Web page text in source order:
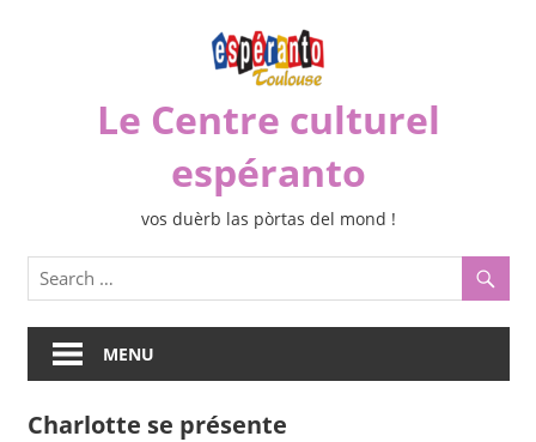
Le Centre culturel
espéranto
vos duèrb las pòrtas del mond !
MENU
Charlotte se présente